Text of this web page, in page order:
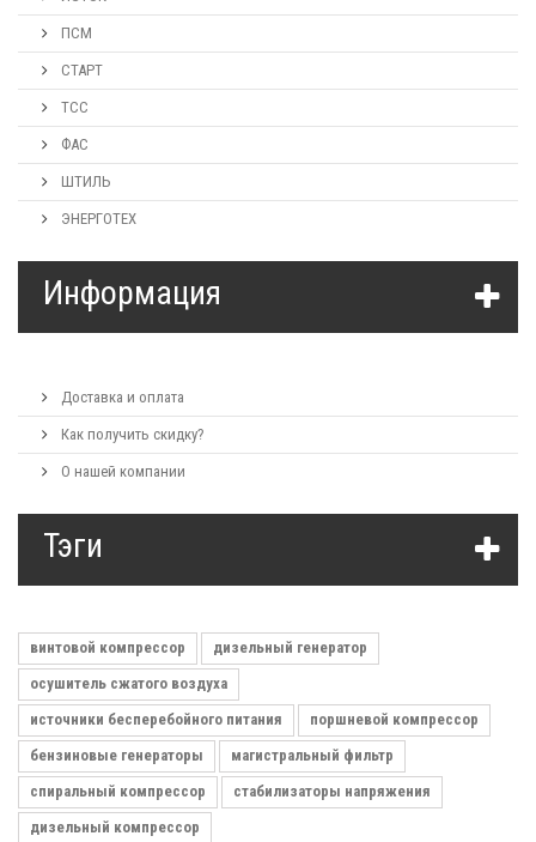
ПСМ
СТАРТ
ТСС
ФАС
ШТИЛЬ
ЭНЕРГОТЕХ
Информация
Доставка и оплата
Как получить скидку?
О нашей компании
Тэги
винтовой компрессор
дизельный генератор
осушитель сжатого воздуха
источники бесперебойного питания
поршневой компрессор
бензиновые генераторы
магистральный фильтр
спиральный компрессор
стабилизаторы напряжения
дизельный компрессор